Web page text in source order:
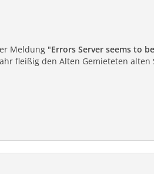
Meldung "Errors Server seems to
fleißig den Alten Gemieteten alten